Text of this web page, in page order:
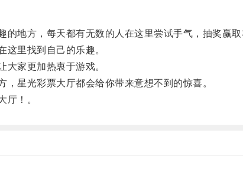
地方，每天都有无数的人在这里尝试手气，抽奖赢取
里找到自己的乐趣。
家更加热衷于游戏。
星光彩票大厅都会给你带来意想不到的惊喜。
！。